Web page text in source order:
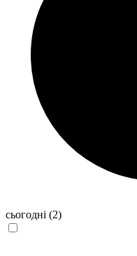
сьогодні (2)